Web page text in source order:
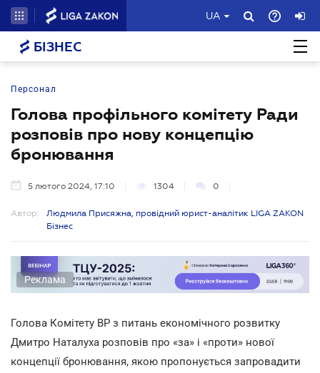
UA
БІЗНЕС
Персонал
Голова профільного комітету Ради
розповів про нову концепцію
бронювання
5 лютого 2024, 17:10 1304 0
Автор:
Людмила Присяжна, провідний юрист-аналітик LIGA ZAKON
Бізнес
Реклама
Голова Комітету ВР з питань економічного розвитку
Дмитро Наталуха розповів про «за» і «проти» нової
концепції бронювання, якою пропонується запровадити